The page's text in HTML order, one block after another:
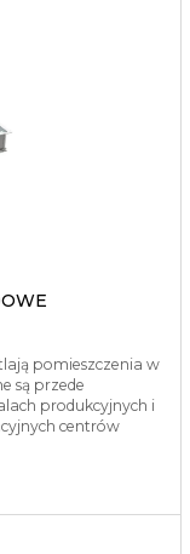
pomieszczenia w
są przede
produkcyjnych i
centrów